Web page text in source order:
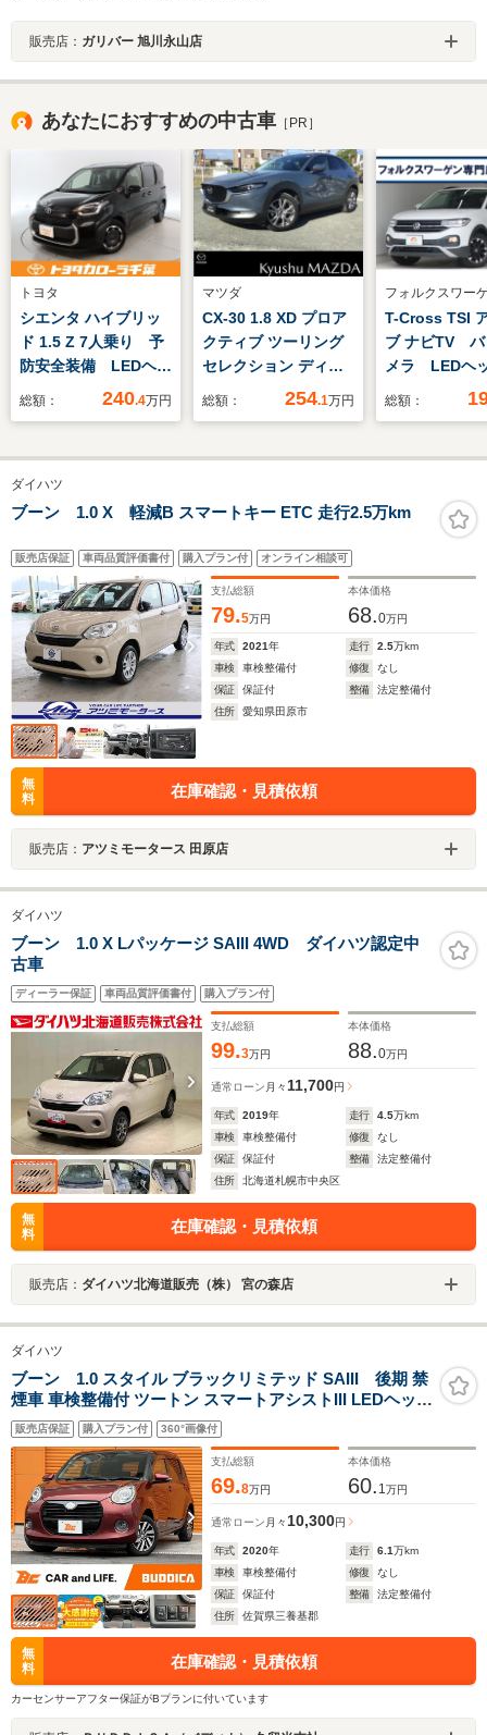
販売店： ガリバー 旭川永山店
あなたにおすすめの中古車 ［PR］
トヨタ
シエンタ ハイブリッ
ド 1.5 Z 7人乗り 予
防安全装備 LEDヘッ
ドランプ DAパノラ
ETC
総額： 240.4万円
マツダ
CX-30 1.8 XD プロア
クティブ ツーリング
セレクション ディー
ゼルターボ BOSEサ
総額： 254.1万円
フォルクスワー
T-Cross TSI
ブ ナビTV バ
メラ LEDヘ
プ スマー
セーフティ
ョン プッシュ
ト ルーフ
総額：
ダイハツ
ブーン 1.0 X 軽減B スマートキー ETC 走行2.5万km
販売店保証 車両品質評価書付 購入プラン付 オンライン相談可
支払総額
79.5万円
本体価格
68.0万円
年式 2021年 走行 2.5万km
車検
車検整備付 修復
なし
保証
保証付 整備
法定整備付
住所
愛知県田原市
無
料
在庫確認・見積依頼
販売店： アツミモータース 田原店
ダイハツ
ブーン 1.0 X Lパッケージ SAIII 4WD ダイハツ認定中
古車
ディーラー保証 車両品質評価書付 購入プラン付
支払総額
99.3万円
本体価格
88.0万円
通常ローン 月々 11,700円
年式 2019年 走行 4.5万km
車検
車検整備付 修復
なし
保証
保証付 整備
法定整備付
住所
北海道札幌市中央区
無
料
在庫確認・見積依頼
販売店： ダイハツ北海道販売（株） 宮の森店
ダイハツ
ブーン 1.0 スタイル ブラックリミテッド SAIII 後期 禁
煙車 車検整備付 ツートン スマートアシストIII LEDヘッド
ランプ 純正AW オートハイビーム 車線逸脱 コーナーセン
サー 横滑り防止 アイドリングストップ 電動格納ミラー
ウィンカーミラー Pガラス
販売店保証 購入プラン付 360°画像付
支払総額
69.8万円
本体価格
60. 1 万円
通常ローン 月々 10,300円
年式 2020年 走行 6.1万km
車検
車検整備付 修復
なし
保証
保証付 整備
法定整備付
住所
佐賀県三養基郡
無
料
在庫確認・見積依頼
カーセンサーアフター保証がBプランに付いています